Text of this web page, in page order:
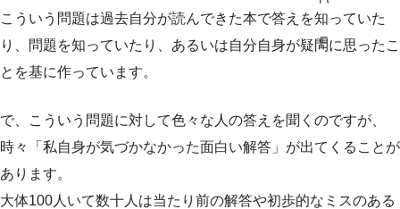
こういう問題は過去自分が読んできた本で答えを知っていた
り、問題を知っていたり、あるいは自分自身が疑問に思ったこ
とを基に作っています。
で、こういう問題に対して色々な人の答えを聞くのですが、
時々「私自身が気づかなかった面白い解答」が出てくることが
あります。
大体100人いて数十人は当たり前の解答や初歩的なミスのある